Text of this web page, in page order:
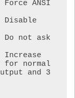
for normal
and 3